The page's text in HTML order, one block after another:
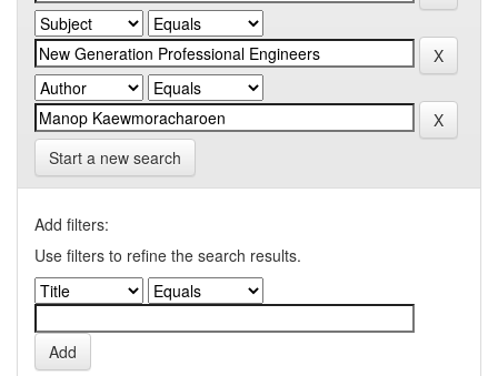
Start a new search
Add filters:
Use filters to refine the search results.